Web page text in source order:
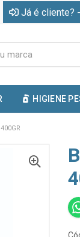
Já é cliente?
HIGIENE